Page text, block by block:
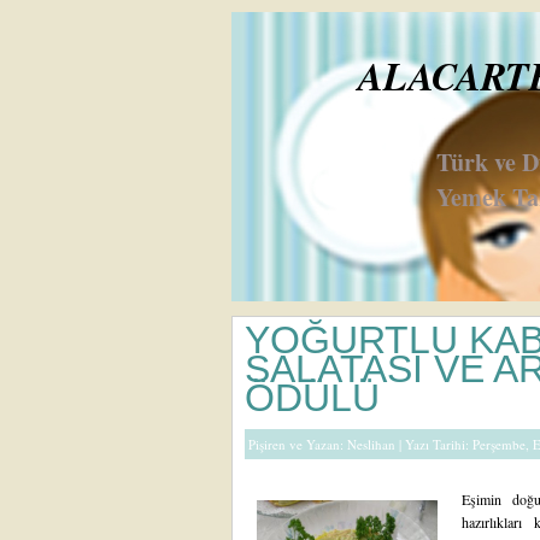
Türk ve
Yemek
YOĞURTLU
SALATASI VE
ÖDÜLÜ
Pişiren ve Yazan: Neslihan | Yazı Tarihi: Perşembe,
Eşimin
hazırlıkları